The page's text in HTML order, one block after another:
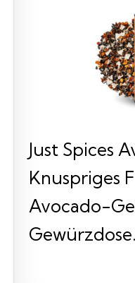
Just Spices
Knuspriges
Avocado-